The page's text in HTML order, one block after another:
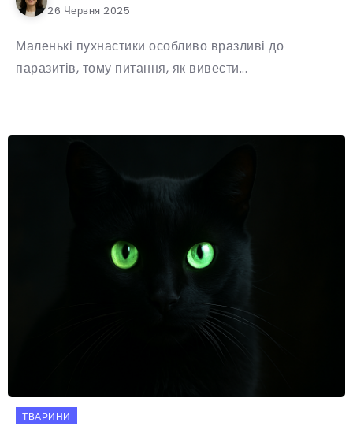
26 Червня 2025
Маленькі пухнастики особливо вразливі до
паразитів, тому питання, як вивести...
ТВАРИНИ